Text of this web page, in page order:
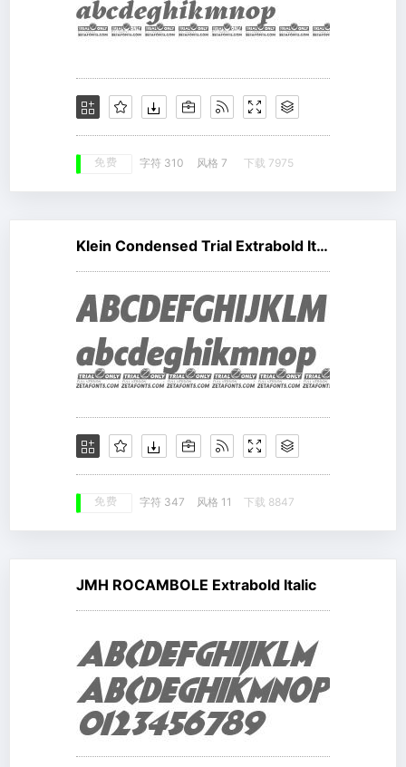
免费 字符 310 风格 7 下载 7975
Klein Condensed Trial Extrabold Italic
免费 字符 347 风格 11 下载 8847
JMH ROCAMBOLE Extrabold Italic